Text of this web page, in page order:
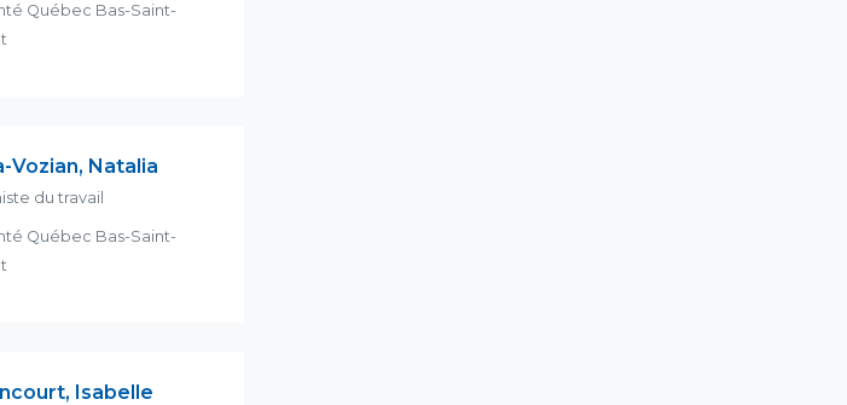
Québec Bas-Saint-
Vozian, Natalia
du travail
Québec Bas-Saint-
Isabelle